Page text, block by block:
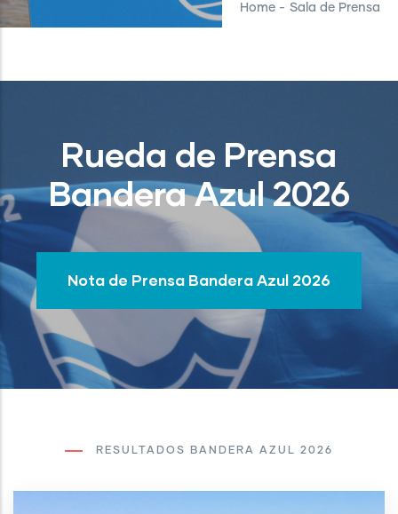
Home - Sala de Prensa
Rueda de Prensa
Bandera Azul 2026
Nota de Prensa Bandera Azul 2026
RESULTADOS BANDERA AZUL 2026